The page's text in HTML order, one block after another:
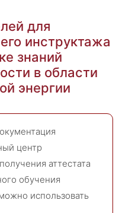
для
инструктажа
знаний
в области
энергии
центр
аттестата
обучения
использовать